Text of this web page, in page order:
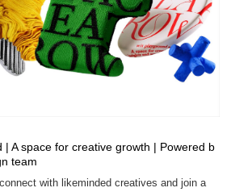
| A space for creative growth | Powered b
team
with likeminded creatives and join a